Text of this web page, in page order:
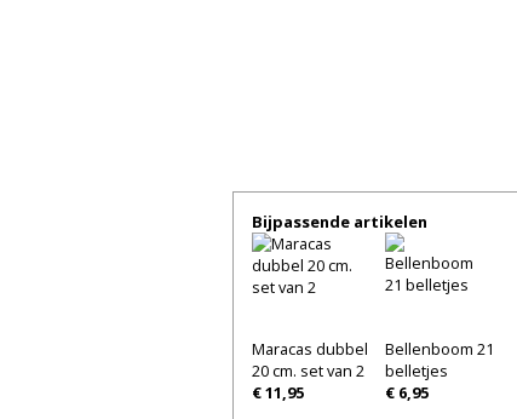
Bijpassende artikelen
Maracas dubbel
20 cm. set van 2
€ 11,95
Bellenboom 21
belletjes
€ 6,95